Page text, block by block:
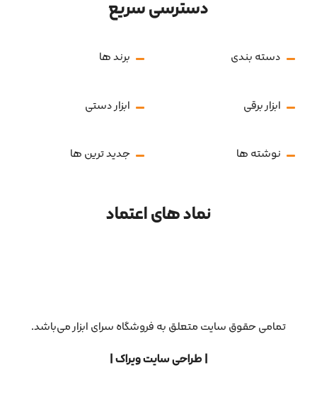
دسترسی سریع
دسته بندی برند ها
ابزار برقی ابزار دستی
نوشته ها جدید ترین ها
نماد های اعتماد
تمامی حقوق سایت متعلق به فروشگاه سرای ابزار می‌باشد.
| طراحی سایت ویراک |